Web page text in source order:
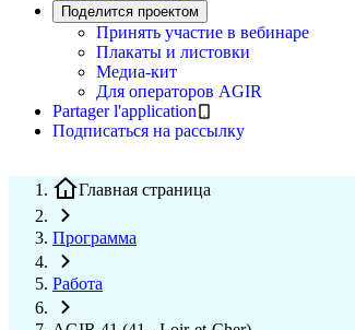
Поделится проектом
Принять участие в вебинаре
Плакаты и листовки
Медиа-кит
Для операторов AGIR
Partager l'application
Подписаться на рассылку
Главная страница
Программа
Работа